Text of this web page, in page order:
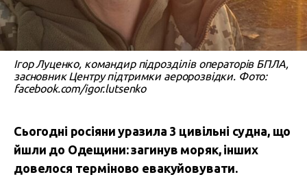
Ігор Луценко, командир підрозділів операторів БПЛА,
засновник Центру підтримки аеророзвідки. Фото:
facebook.com/igor.lutsenko
Сьогодні росіяни уразила 3 цивільні судна, що
йшли до Одещини: загинув моряк, інших
довелося терміново евакуйовувати.